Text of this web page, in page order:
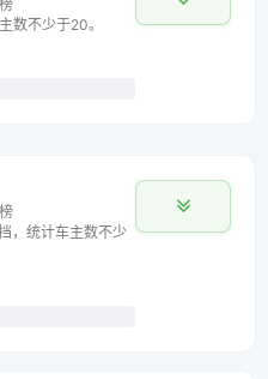
数不少于20。
，统计车主数不少